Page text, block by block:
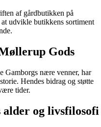
af gårdbutikken på
udvikle butikkens sortiment
Gods
Gamborgs nære venner, har
Hendes bidrag og støtte
tider.
alder og livsfilosofi